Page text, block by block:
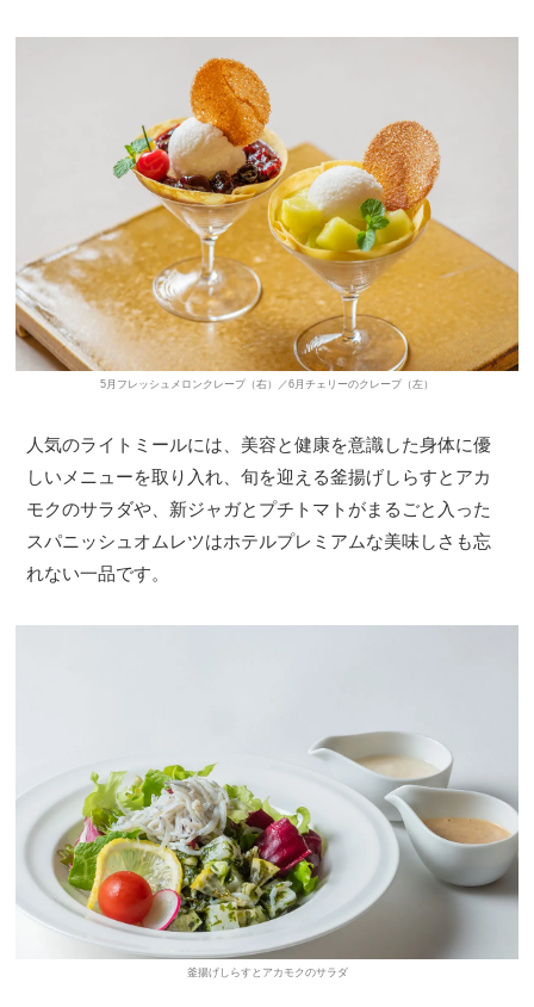
5月フレッシュメロンクレープ（右）／6月チェリーのクレープ（左）
人気のライトミールには、美容と健康を意識した身体に優
しいメニューを取り入れ、旬を迎える釜揚げしらすとアカ
モクのサラダや、新ジャガとプチトマトがまるごと入った
スパニッシュオムレツはホテルプレミアムな美味しさも忘
れない一品です。
釜揚げしらすとアカモクのサラダ